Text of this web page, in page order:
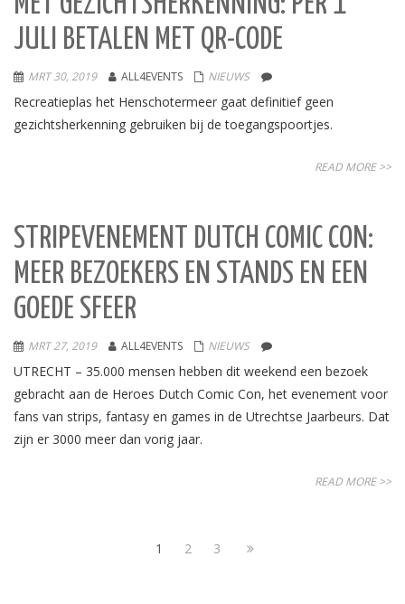
JULI BETALEN MET QR-CODE
MRT 30, 2019 ALL4EVENTS NIEUWS
Recreatieplas het Henschotermeer gaat definitief geen
gezichtsherkenning gebruiken bij de toegangspoortjes.
READ MORE >>
STRIPEVENEMENT DUTCH COMIC CON:
MEER BEZOEKERS EN STANDS EN EEN
GOEDE SFEER
MRT 27, 2019 ALL4EVENTS NIEUWS
UTRECHT – 35.000 mensen hebben dit weekend een bezoek
gebracht aan de Heroes Dutch Comic Con, het evenement voor
fans van strips, fantasy en games in de Utrechtse Jaarbeurs. Dat
zijn er 3000 meer dan vorig jaar.
READ MORE >>
1 2 3